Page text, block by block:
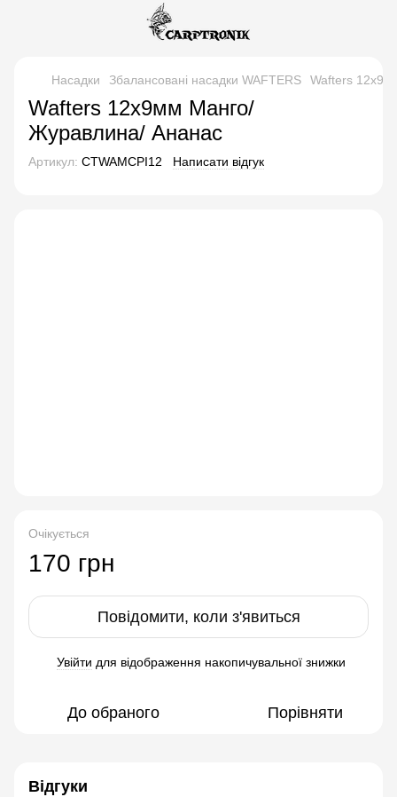
Насадки Збалансовані насадки WAFTERS Wafters
Wafters 12x9мм Манго/
Журавлина/ Ананас
Артикул: CTWAMCPI12 Написати відгук
Очікується
170 грн
Повідомити, коли з'явиться
Увійти для відображення накопичувальної знижки
До обраного Порівняти
Відгуки